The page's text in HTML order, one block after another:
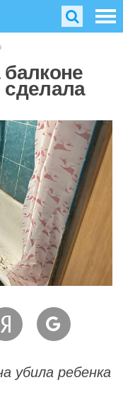
сделала
убила ребенка